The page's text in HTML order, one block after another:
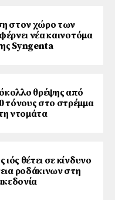
στον χώρο των
νέα καινοτόμα
Syngenta
θρέψης από
τόνους στο στρέμμα
ντομάτα
θέτει σε κίνδυνο
ροδάκινων στη